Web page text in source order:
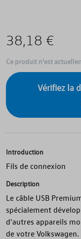
38,18 €
Ce produit n'est
Vérifiez la
Introduction
Fils de connexion
Description
Le câble USB
spécialement
d'autres appareils
de votre